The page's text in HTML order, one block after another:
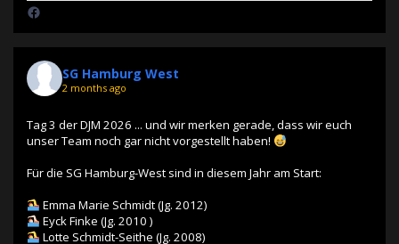
SG Hamburg West
2 months ago
Tag 3 der DJM 2026 ... und wir merken gerade, dass wir euch
unser Team noch gar nicht vorgestellt haben!
Für die SG Hamburg-West sind in diesem Jahr am Start:
Emma Marie Schmidt (Jg. 2012)
Eyck Finke (Jg. 2010 )
Lotte Schmidt-Seithe (Jg. 2008)